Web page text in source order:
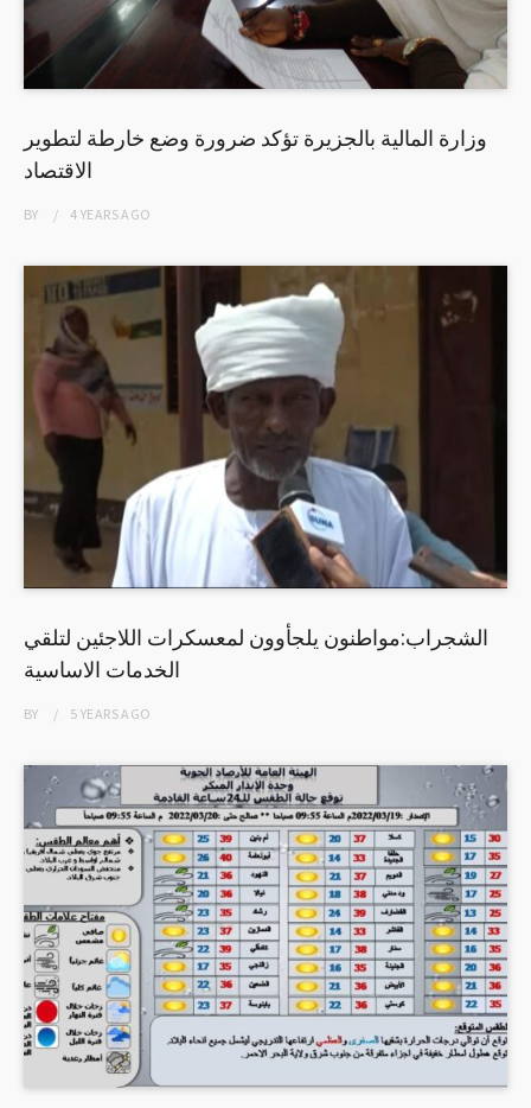
وزارة المالية بالجزيرة تؤكد ضرورة وضع خارطة لتطوير
الاقتصاد
BY 4 YEARSAGO
الشجراب:مواطنون يلجأوون لمعسكرات اللاجئين لتلقي
الخدمات الاساسية
BY 5 YEARSAGO